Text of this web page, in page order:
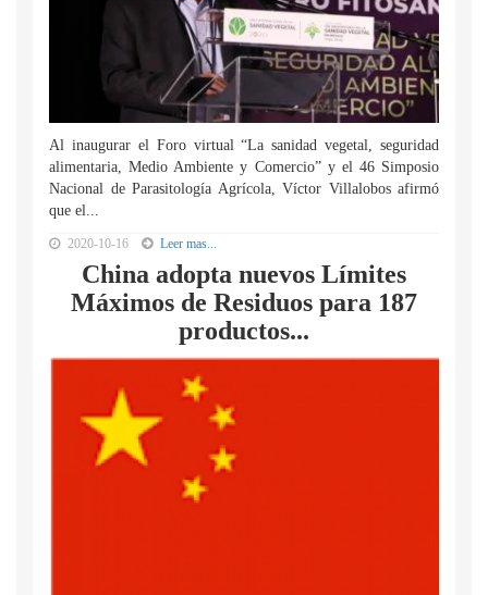
Al inaugurar el Foro virtual “La sanidad vegetal, seguridad
alimentaria, Medio Ambiente y Comercio” y el 46 Simposio
Nacional de Parasitología Agrícola, Víctor Villalobos afirmó
que el...
2020-10-16 Leer mas...
China adopta nuevos Límites
Máximos de Residuos para 187
productos...